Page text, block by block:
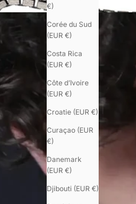
€)
Corée du Sud
(EUR €)
Costa Rica
(EUR €)
Côte d’Ivoire
(EUR €)
Croatie (EUR €)
Curaçao (EUR
€)
Danemark
(EUR €)
Djibouti (EUR €)